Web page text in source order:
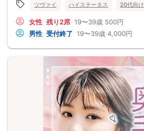
ツヴァイ ハイステータス 20代向け
女性 残り2席 19〜39歳 500円
男性 受付終了 19〜39歳 4,000円